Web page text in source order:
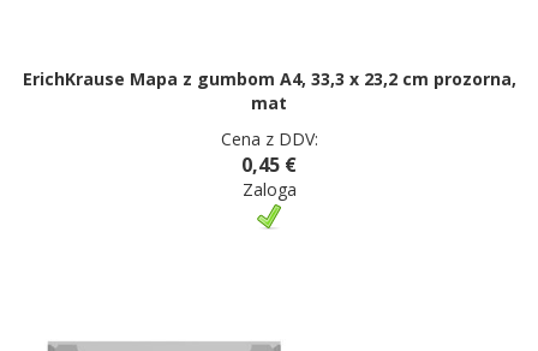
ErichKrause Mapa z gumbom A4, 33,3 x 23,2 cm prozorna,
mat
Cena z DDV:
0,45 €
Zaloga